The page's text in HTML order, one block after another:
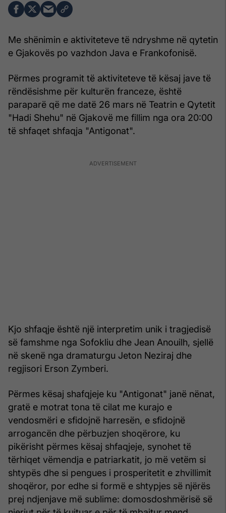
Me shënimin e aktiviteteve të ndryshme në qytetin
e Gjakovës po vazhdon Java e Frankofonisë.
Përmes programit të aktiviteteve të kësaj jave të
rëndësishme për kulturën franceze, është
paraparë që me datë 26 mars në Teatrin e Qytetit
"Hadi Shehu" në Gjakovë me fillim nga ora 20:00
të shfaqet shfaqja "Antigonat".
Kjo shfaqje është një interpretim unik i tragjedisë
së famshme nga Sofokliu dhe Jean Anouilh, sjellë
në skenë nga dramaturgu Jeton Neziraj dhe
regjisori Erson Zymberi.
Përmes kësaj shafqjeje ku "Antigonat" janë nënat,
gratë e motrat tona të cilat me kurajo e
vendosmëri e sfidojnë harresën, e sfidojnë
arrogancën dhe përbuzjen shoqërore, ku
pikërisht përmes kësaj shfaqjeje, synohet të
tërhiqet vëmendja e patriarkatit, jo më vetëm si
shtypës dhe si pengues i prosperitetit e zhvillimit
shoqëror, por edhe si formë e shtypjes së njërës
prej ndjenjave më sublime: domosdoshmërisë së